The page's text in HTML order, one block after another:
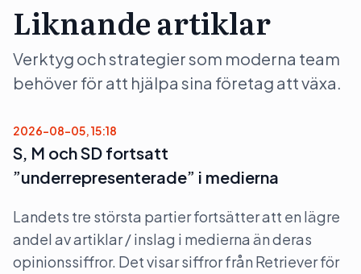
Liknande artiklar
Verktyg och strategier som moderna team
behöver för att hjälpa sina företag att växa.
2026-08-05, 15:18
S, M och SD fortsatt
”underrepresenterade” i medierna
Landets tre största partier fortsätter att en lägre
andel av artiklar / inslag i medierna än deras
opinionssiffror. Det visar siffror från Retriever för